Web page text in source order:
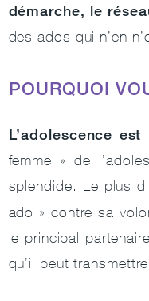
démarche, le
des ados qui n’en
POURQUOI
L’adolescence
femme » de
splendide. Le plus
ado » contre sa
le principal
qu’il peut